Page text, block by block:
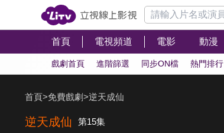
首頁 電視頻道 電影 動漫
戲劇首頁 進階篩選 同步ON檔 熱門排行
首頁>免費戲劇>逆天成仙
逆天成仙 第15集